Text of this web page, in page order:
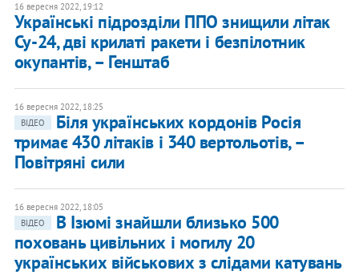
16 вересня 2022, 19:12
Українські підрозділи ППО знищили літак
Су-24, дві крилаті ракети і безпілотник
окупантів, – Генштаб
16 вересня 2022, 18:25
ВІДЕО
Біля українських кордонів Росія
тримає 430 літаків і 340 вертольотів, –
Повітряні сили
16 вересня 2022, 18:05
ВІДЕО
В Ізюмі знайшли близько 500
поховань цивільних і могилу 20
українських військових з слідами катувань